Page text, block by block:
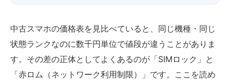
中古スマホの価格表を見比べていると、同じ機種・同じ
状態ランクなのに数千円単位で値段が違うことがありま
す。その差の正体としてよくあるのが「SIMロック」と
「赤ロム（ネットワーク利用制限）」です。ここを読め